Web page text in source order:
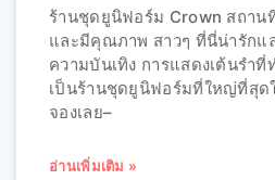
ร้านชุดยูนิฟอร์ม Crown สถาน
และมีคุณภาพ สาวๆ ที่นี่น่ารักแ
ความบันเทิง การแสดงเต้นรำ
เป็นร้านชุดยูนิฟอร์มที่ใหญ่ที่สุด
จองเลย–
อ่านเพิ่มเติม »